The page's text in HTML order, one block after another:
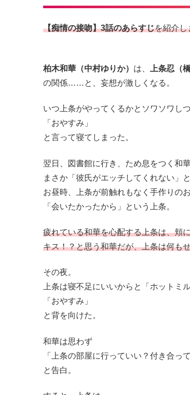
【痴情の接吻】3話のあらすじを紹介し
柏木和華（中村ゆりか） は、 上条忍（
の関係……と、妄想が激しくなる。
いつ上条がやってくるかとソワソワし
「おやすみ」
と言って寝てしまった。
翌日、図書館に行き、ため息をつく和
まさか「彼氏がエッチしてくれない」
お昼時、上条が前触れもなく手作りの
「会いたかったから」という上条。
疲れている和華を心配する上条は、
キス！？と思う和華だが、上条は何も
その夜。
上条は寝不足にいいからと「ホットミ
「おやすみ」
と背を向けた。
和華は思わず
「上条の部屋に行っていい？付き合っ
と告白。